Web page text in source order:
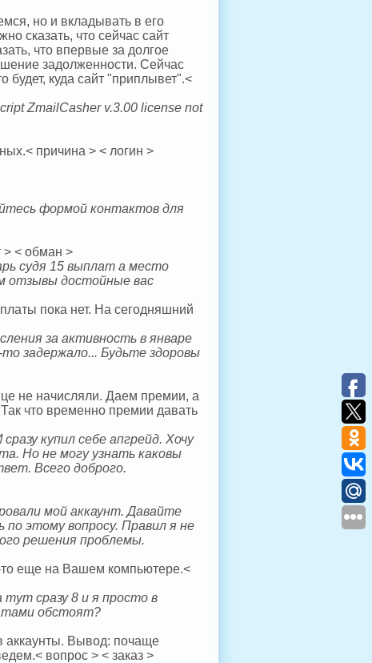
но и вкладывать в его
сказать, что сейчас сайт
что впервые за долгое
задолженности. Сейчас
будет, куда сайт "приплывет".<
v.3.00 license not
причина > < логин >
формой контактов для
> < обман >
судя 15 выплат а место
отзывы достойные вас
пока нет. На сегодняшний
за активность в январе
задержало... Будьте здоровы
не начисляли. Даем премии, а
что временно премии давать
купил себе апгрейд. Хочу
Но не могу узнать каковы
Всего доброго.
мой аккаунт. Давайте
этому вопросу. Правил я не
решения проблемы.
то еще на Вашем компьютере.<
тут сразу 8 и я просто в
обстоят?
аккаунты. Вывод: почаще
вопрос > < заказ >